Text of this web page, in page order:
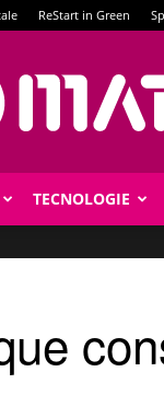
ReStart in Green
TECNOLOGIE